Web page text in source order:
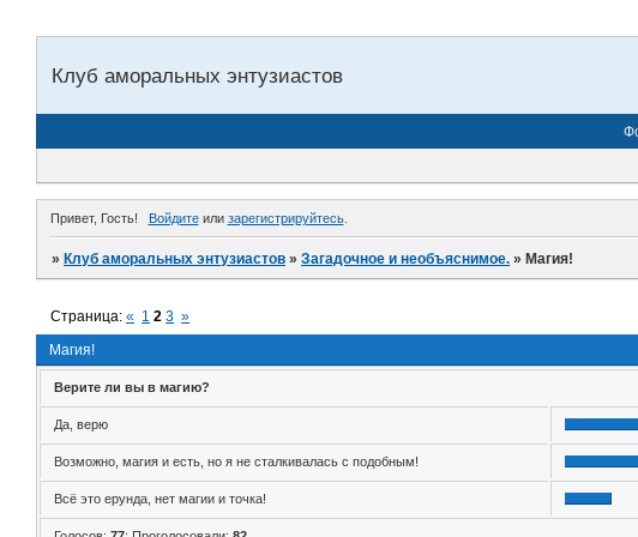
Клуб аморальных энтузиастов
Привет, Гость! Войдитеили зарегистрируйтесь.
»Клуб аморальных энтузиастов »Загадочное и необъяснимое. »Магия!
Магия!
Страница:« 1 2 3 »
Верите ли вы в магию?
Да, верю
Возможно, магия и есть, но я не сталкивалась с подобным!
Всё это ерунда, нет магии и точка!